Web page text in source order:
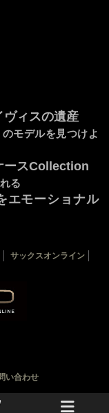
ヴィスの遺産
モデルを見つけよ
ースCollection
る
エモーショナル
ックナンバー
サックスオンライン
い合わせ